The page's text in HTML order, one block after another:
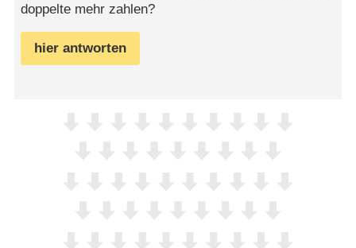
doppelte mehr zahlen?
hier antworten